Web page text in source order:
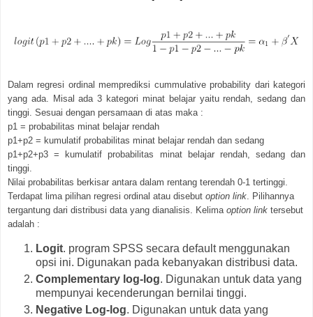
Dalam regresi ordinal memprediksi cummulative probability dari kategori
yang ada. Misal ada 3 kategori minat belajar yaitu rendah, sedang dan
tinggi. Sesuai dengan persamaan di atas maka :
p1 = probabilitas minat belajar rendah
p1+p2 = kumulatif probabilitas minat belajar rendah dan sedang
p1+p2+p3 = kumulatif probabilitas minat belajar rendah, sedang dan
tinggi.
Nilai probabilitas berkisar antara dalam rentang terendah 0-1 tertinggi.
Terdapat lima pilihan regresi ordinal atau disebut option link. Pilihannya
tergantung dari distribusi data yang dianalisis. Kelima option link tersebut
adalah :
Logit. program SPSS secara default menggunakan
opsi ini. Digunakan pada kebanyakan distribusi data.
Complementary log-log. Digunakan untuk data yang
mempunyai kecenderungan bernilai tinggi.
Negative Log-log. Digunakan untuk data yang